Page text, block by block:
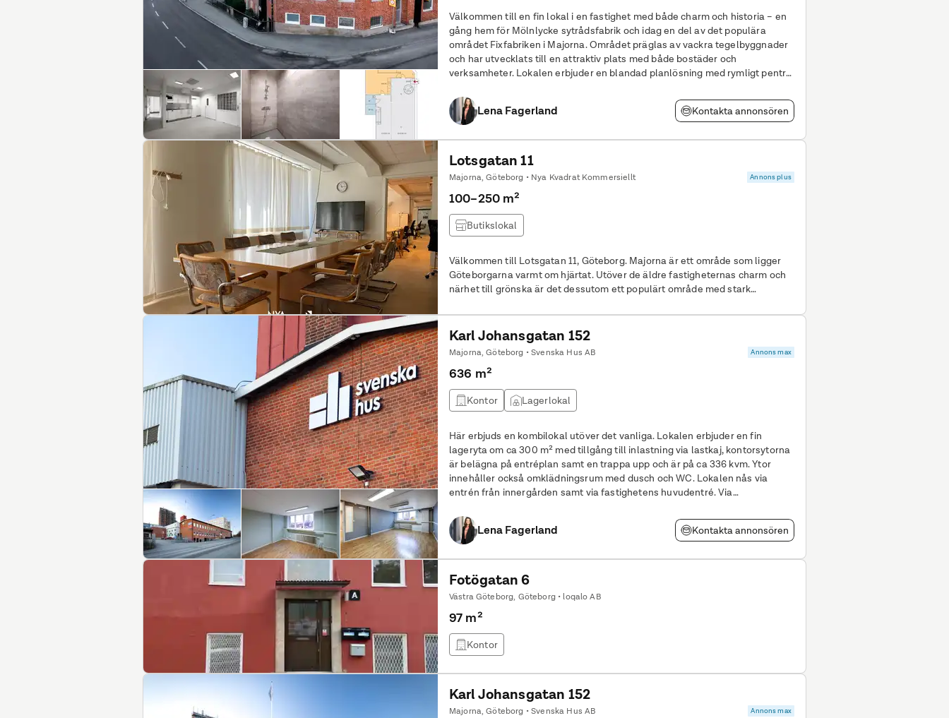
Välkommen till en fin lokal i en fastighet med både charm och historia – en
gång hem för Mölnlycke sytrådsfabrik och idag en del av det populära
området Fixfabriken i Majorna. Området präglas av vackra tegelbyggnader
och har utvecklats till en attraktiv plats med både bostäder och
verksamheter. Lokalen erbjuder en blandad planlösning med rymligt pentry,
Lena Fagerland Kontakta annonsören
Lotsgatan 11
Majorna, Göteborg • Nya Kvadrat Kommersiellt Annons plus
100–250 m²
Butikslokal
Välkommen till Lotsgatan 11, Göteborg. Majorna är ett område som ligger
Göteborgarna varmt om hjärtat. Utöver de äldre fastigheternas charm och
närhet till grönska är det dessutom ett populärt område med stark
bottenplan som passar för såväl butiks- som kontorsverksamhet. Lokalen
har två entréer: en publik från gatan och en personalentré från
innergården. Planlösningen består i dagsläget av större rumsindelade ytor
med pentry och WC och har möjlighet till en mer öppen planlösning om så
önskas. Här finns alla möjligheter att bedriva verksamhet och skapa sig en
mötesplats som blir till en destination. Välkommen att kontakta oss för
frågor och visning!
Karl Johansgatan 152
Majorna, Göteborg • Svenska Hus AB Annons max
636 m²
Kontor Lagerlokal
Här erbjuds en kombilokal utöver det vanliga. Lokalen erbjuder en fin
lageryta om ca 300 m² med tillgång till inlastning via lastkaj, kontorsytorna
är belägna på entréplan samt en trappa upp och är på ca 336 kvm. Ytor
innehåller också omklädningsrum med dusch och WC. Lokalen nås via
entrén från innergården samt via fastighetens huvudentré. Via
Lena Fagerland Kontakta annonsören
Fotögatan 6
Västra Göteborg, Göteborg • loqalo AB
97 m²
Kontor
Karl Johansgatan 152
Majorna, Göteborg • Svenska Hus AB Annons max